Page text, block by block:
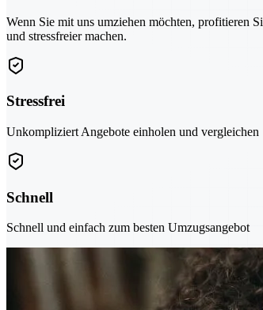
Wenn Sie mit uns umziehen möchten, profitieren
und stressfreier machen.
Stressfrei
Unkompliziert Angebote einholen und vergleichen
Schnell
Schnell und einfach zum besten Umzugsangebot